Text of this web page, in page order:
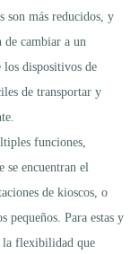
son más reducidos, y
de cambiar a un
dispositivos de
de transportar y
funciones,
se encuentran el
de kioscos, o
pequeños. Para estas y
la flexibilidad que